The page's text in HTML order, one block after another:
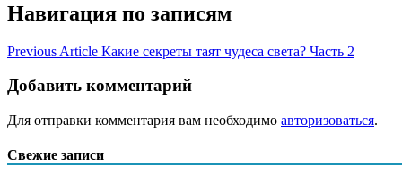
Навигация по записям
Previous Article Какие секреты таят чудеса света? Часть 2
Добавить комментарий
Для отправки комментария вам необходимо авторизоваться.
Свежие записи